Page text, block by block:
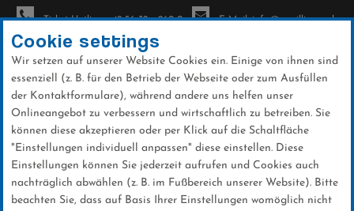
Direkt
zum
Inhalt
Ticket-Hotline: +49 56 32 - 960-0 E-Mail: info@sc-willingen.de
News
Cookie settings
Wir setzen auf unserer Website Cookies ein. Einige von ihnen sind
essenziell (z. B. für den Betrieb der Webseite oder zum Ausfüllen
der Kontaktformulare), während andere uns helfen unser
Onlineangebot zu verbessern und wirtschaftlich zu betreiben. Sie
können diese akzeptieren oder per Klick auf die Schaltfläche
"Einstellungen individuell anpassen" diese einstellen. Diese
Einstellungen können Sie jederzeit aufrufen und Cookies auch
nachträglich abwählen (z. B. im Fußbereich unserer Website). Bitte
beachten Sie, dass auf Basis Ihrer Einstellungen womöglich nicht